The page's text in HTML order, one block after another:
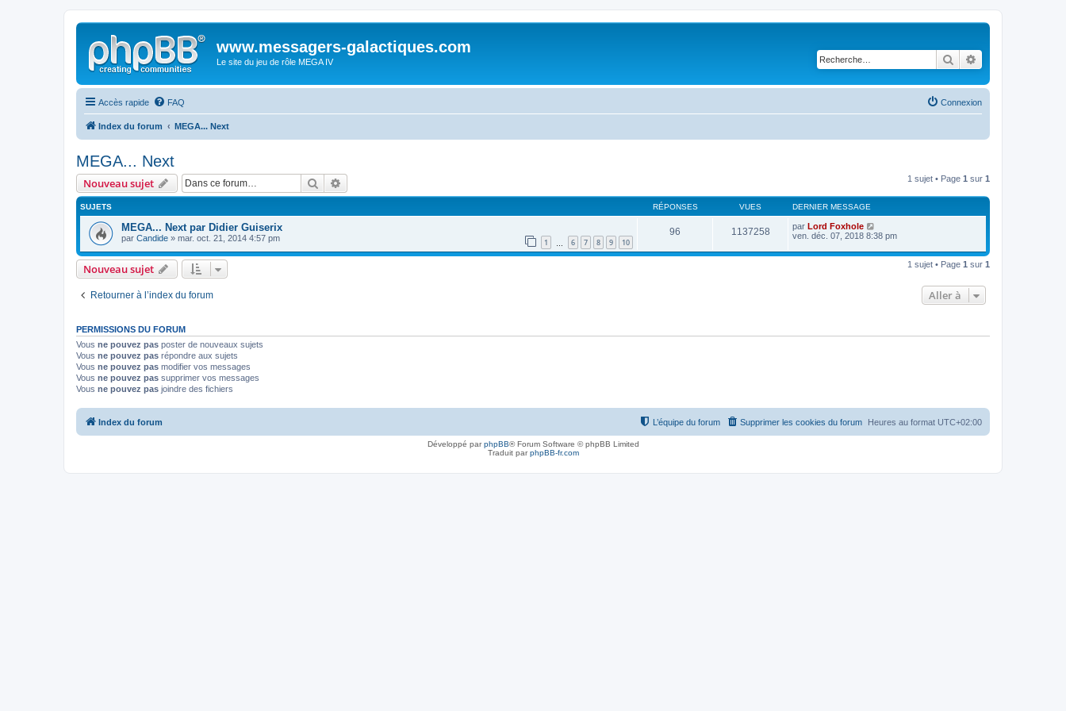
www.messagers-galactiques.com
Le site du jeu de rôle MEGA IV Rechercher
Accès rapide FAQ Connexion
Index du forum MEGA... Next
MEGA... Next
Nouveau sujet Rechercher 1 sujet • Page 1 sur 1
SUJETS RÉPONSES VUES DERNIER MESSAGE
MEGA... Next par Didier Guiserix
par Candide » mar. oct. 21, 2014 4:57 pm 1 6 7 8 9 10
96 1137258 par Lord Foxhole
ven. déc. 07, 2018 8:38 pm
Nouveau sujet 1 sujet • Page 1 sur 1
Retourner à l’index du forum Aller à
PERMISSIONS DU FORUM
Vous ne pouvez pas poster de nouveaux sujets
Vous ne pouvez pas répondre aux sujets
Vous ne pouvez pas modifier vos messages
Vous ne pouvez pas supprimer vos messages
Vous ne pouvez pas joindre des fichiers
Index du forum Heures au format UTC+02:00
Supprimer les cookies du forum
L’équipe du forum
Développé parphpBB® Forum Software © phpBB Limited
Traduit parphpBB-fr.com